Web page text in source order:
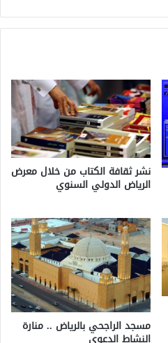
نشر ثقافة الكتاب من خلال معرض
الرياض الدولي السنوي
مسجد الراجحي بالرياض .. منارة
النشاط الدعوي